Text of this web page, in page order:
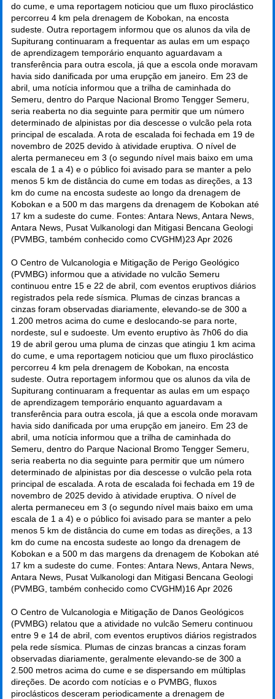
do cume, e uma reportagem noticiou que um fluxo piroclástico
percorreu 4 km pela drenagem de Kobokan, na encosta
sudeste. Outra reportagem informou que os alunos da vila de
Supiturang continuaram a frequentar as aulas em um espaço
de aprendizagem temporário enquanto aguardavam a
transferência para outra escola, já que a escola onde moravam
havia sido danificada por uma erupção em janeiro. Em 23 de
abril, uma notícia informou que a trilha de caminhada do
Semeru, dentro do Parque Nacional Bromo Tengger Semeru,
seria reaberta no dia seguinte para permitir que um número
determinado de alpinistas por dia descesse o vulcão pela rota
principal de escalada. A rota de escalada foi fechada em 19 de
novembro de 2025 devido à atividade eruptiva. O nível de
alerta permaneceu em 3 (o segundo nível mais baixo em uma
escala de 1 a 4) e o público foi avisado para se manter a pelo
menos 5 km de distância do cume em todas as direções, a 13
km do cume na encosta sudeste ao longo da drenagem de
Kobokan e a 500 m das margens da drenagem de Kobokan até
17 km a sudeste do cume. Fontes: Antara News, Antara News,
Antara News, Pusat Vulkanologi dan Mitigasi Bencana Geologi
(PVMBG, também conhecido como CVGHM)23 Apr 2026
O Centro de Vulcanologia e Mitigação de Perigo Geológico
(PVMBG) informou que a atividade no vulcão Semeru
continuou entre 15 e 22 de abril, com eventos eruptivos diários
registrados pela rede sísmica. Plumas de cinzas brancas a
cinzas foram observadas diariamente, elevando-se de 300 a
1.200 metros acima do cume e deslocando-se para norte,
nordeste, sul e sudoeste. Um evento eruptivo às 7h06 do dia
19 de abril gerou uma pluma de cinzas que atingiu 1 km acima
do cume, e uma reportagem noticiou que um fluxo piroclástico
percorreu 4 km pela drenagem de Kobokan, na encosta
sudeste. Outra reportagem informou que os alunos da vila de
Supiturang continuaram a frequentar as aulas em um espaço
de aprendizagem temporário enquanto aguardavam a
transferência para outra escola, já que a escola onde moravam
havia sido danificada por uma erupção em janeiro. Em 23 de
abril, uma notícia informou que a trilha de caminhada do
Semeru, dentro do Parque Nacional Bromo Tengger Semeru,
seria reaberta no dia seguinte para permitir que um número
determinado de alpinistas por dia descesse o vulcão pela rota
principal de escalada. A rota de escalada foi fechada em 19 de
novembro de 2025 devido à atividade eruptiva. O nível de
alerta permaneceu em 3 (o segundo nível mais baixo em uma
escala de 1 a 4) e o público foi avisado para se manter a pelo
menos 5 km de distância do cume em todas as direções, a 13
km do cume na encosta sudeste ao longo da drenagem de
Kobokan e a 500 m das margens da drenagem de Kobokan até
17 km a sudeste do cume. Fontes: Antara News, Antara News,
Antara News, Pusat Vulkanologi dan Mitigasi Bencana Geologi
(PVMBG, também conhecido como CVGHM)16 Apr 2026
O Centro de Vulcanologia e Mitigação de Danos Geológicos
(PVMBG) relatou que a atividade no vulcão Semeru continuou
entre 9 e 14 de abril, com eventos eruptivos diários registrados
pela rede sísmica. Plumas de cinzas brancas a cinzas foram
observadas diariamente, geralmente elevando-se de 300 a
2.500 metros acima do cume e se dispersando em múltiplas
direções. De acordo com notícias e o PVMBG, fluxos
piroclásticos desceram periodicamente a drenagem de